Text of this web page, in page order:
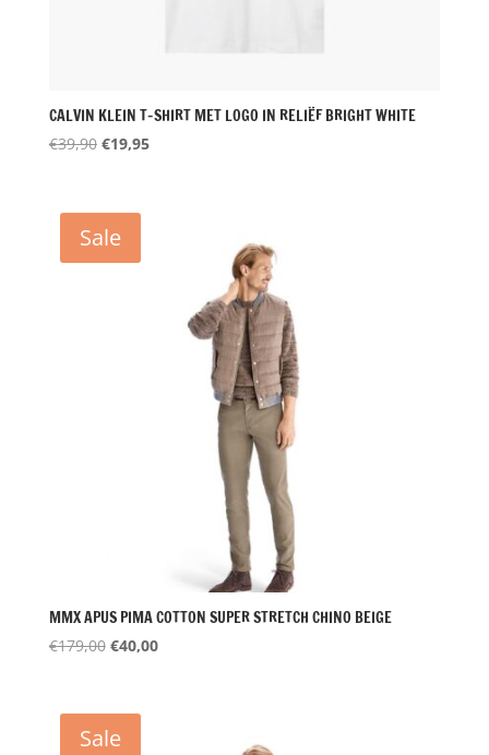
CALVIN KLEIN T-SHIRT MET LOGO IN RELIËF BRIGHT WHITE
€39,90 Oorspronkelijke
€39,90.
€19,95Huidige
Sale
MMX APUS PIMA COTTON SUPER STRETCH CHINO BEIGE
€179,00 Oorspronkelijke
€179,00.
€40,00Huidige
Sale